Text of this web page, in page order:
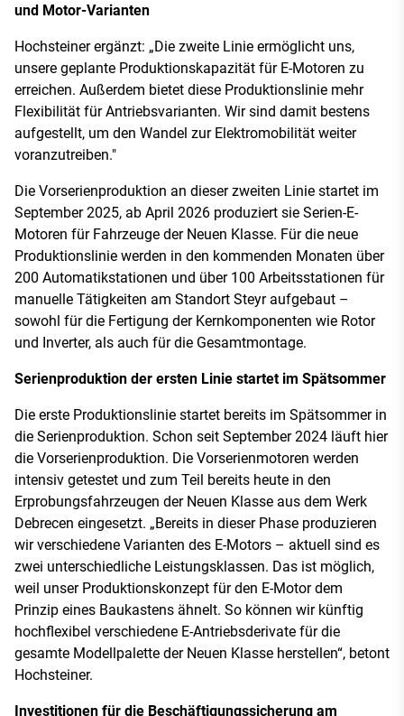
und Motor-Varianten
Hochsteiner ergänzt: „Die zweite Linie ermöglicht uns,
unsere geplante Produktionskapazität für E-Motoren zu
erreichen. Außerdem bietet diese Produktionslinie mehr
Flexibilität für Antriebsvarianten. Wir sind damit bestens
aufgestellt, um den Wandel zur Elektromobilität weiter
voranzutreiben."
Die Vorserienproduktion an dieser zweiten Linie startet im
September 2025, ab April 2026 produziert sie Serien-E-
Motoren für Fahrzeuge der Neuen Klasse. Für die neue
Produktionslinie werden in den kommenden Monaten über
200 Automatikstationen und über 100 Arbeitsstationen für
manuelle Tätigkeiten am Standort Steyr aufgebaut –
sowohl für die Fertigung der Kernkomponenten wie Rotor
und Inverter, als auch für die Gesamtmontage.
Serienproduktion der ersten Linie startet im Spätsommer
Die erste Produktionslinie startet bereits im Spätsommer in
die Serienproduktion. Schon seit September 2024 läuft hier
die Vorserienproduktion. Die Vorserienmotoren werden
intensiv getestet und zum Teil bereits heute in den
Erprobungsfahrzeugen der Neuen Klasse aus dem Werk
Debrecen eingesetzt. „Bereits in dieser Phase produzieren
wir verschiedene Varianten des E-Motors – aktuell sind es
zwei unterschiedliche Leistungsklassen. Das ist möglich,
weil unser Produktionskonzept für den E-Motor dem
Prinzip eines Baukastens ähnelt. So können wir künftig
hochflexibel verschiedene E-Antriebsderivate für die
gesamte Modellpalette der Neuen Klasse herstellen“, betont
Hochsteiner.
Investitionen für die Beschäftigungssicherung am